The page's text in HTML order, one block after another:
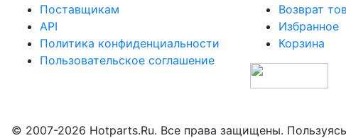
Поставщикам
API
Политика конфиденциальности
Пользовательское соглашение
Возврат
Избранное
Корзина
© 2007-2026 Hotparts.Ru. Все права защищены.